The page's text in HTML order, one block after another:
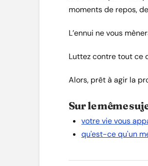
moments de repos,
L’ennui ne vous
Luttez contre tout ce
Alors, prêt à agir la
Sur le même
votre vie vous
qu'est-ce qu'un